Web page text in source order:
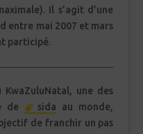
Il s’agit d’une
entre mai 2007 et mars
participé.
une des
de
sida au monde,
de franchir un pas